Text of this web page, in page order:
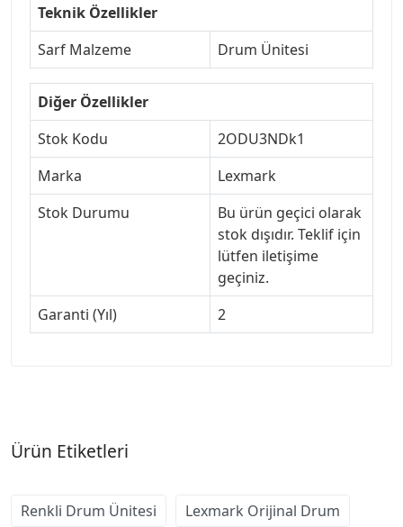
Teknik Özellikler
Sarf Malzeme
Drum Ünitesi
Diğer Özellikler
Stok Kodu
2ODU3NDk1
Marka
Lexmark
Stok Durumu
Bu ürün geçici olarak
stok dışıdır. Teklif için
lütfen iletişime
geçiniz.
Garanti (Yıl)
2
Ürün Etiketleri
Renkli Drum Ünitesi Lexmark Orijinal Drum